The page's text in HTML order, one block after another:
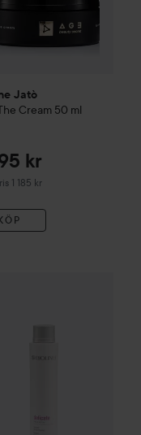
Jatò
Cream 50 ml
kr
1 185 krpris 1 185 kr